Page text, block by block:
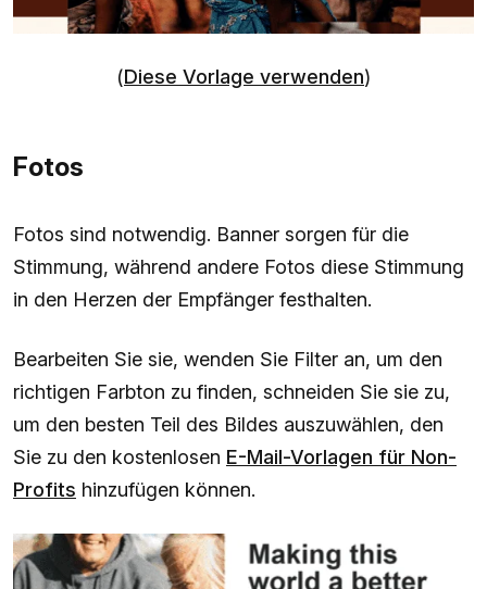
(Diese Vorlage verwenden)
Fotos
Fotos sind notwendig. Banner sorgen für die
Stimmung, während andere Fotos diese Stimmung
in den Herzen der Empfänger festhalten.
Bearbeiten Sie sie, wenden Sie Filter an, um den
richtigen Farbton zu finden, schneiden Sie sie zu,
um den besten Teil des Bildes auszuwählen, den
Sie zu den kostenlosen E-Mail-Vorlagen für Non-
Profits hinzufügen können.